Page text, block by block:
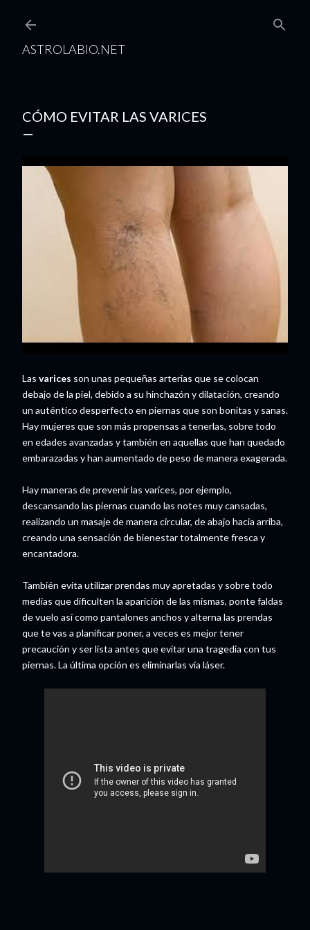
ASTROLABIO.NET
CÓMO EVITAR LAS VARICES
Las varices son unas pequeñas arterias que se colocan
debajo de la piel, debido a su hinchazón y dilatación, creando
un auténtico desperfecto en piernas que son bonitas y sanas.
Hay mujeres que son más propensas a tenerlas, sobre todo
en edades avanzadas y también en aquellas que han quedado
embarazadas y han aumentado de peso de manera exagerada.
Hay maneras de prevenir las varices, por ejemplo,
descansando las piernas cuando las notes muy cansadas,
realizando un masaje de manera circular, de abajo hacia arriba,
creando una sensación de bienestar totalmente fresca y
encantadora.
También evita utilizar prendas muy apretadas y sobre todo
medias que dificulten la aparición de las mismas, ponte faldas
de vuelo así como pantalones anchos y alterna las prendas
que te vas a planificar poner, a veces es mejor tener
precaución y ser lista antes que evitar una tragedia con tus
piernas. La última opción es eliminarlas vía láser.